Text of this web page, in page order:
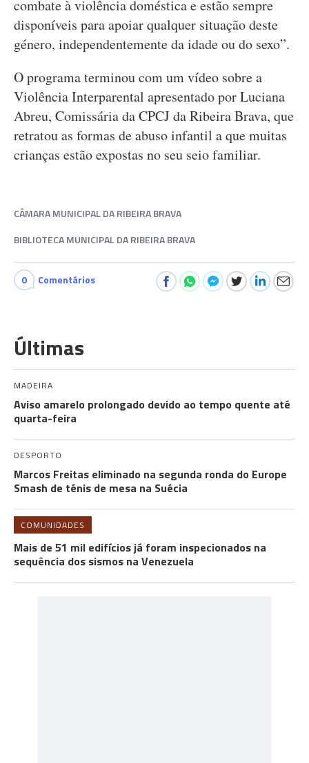
combate à violência doméstica e estão sempre
disponíveis para apoiar qualquer situação deste
género, independentemente da idade ou do sexo”.
O programa terminou com um vídeo sobre a
Violência Interparental apresentado por Luciana
Abreu, Comissária da CPCJ da Ribeira Brava, que
retratou as formas de abuso infantil a que muitas
crianças estão expostas no seu seio familiar.
CÂMARA MUNICIPAL DA RIBEIRA BRAVA
BIBLIOTECA MUNICIPAL DA RIBEIRA BRAVA
0 Comentários
Últimas
MADEIRA
Aviso amarelo prolongado devido ao tempo quente até
quarta-feira
DESPORTO
Marcos Freitas eliminado na segunda ronda do Europe
Smash de ténis de mesa na Suécia
COMUNIDADES
Mais de 51 mil edifícios já foram inspecionados na
sequência dos sismos na Venezuela